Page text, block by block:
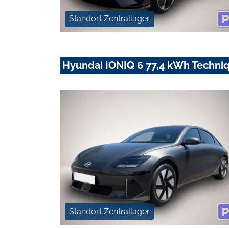
Standort Zentrallager
Hyundai IONIQ 6 77,4 kWh
Standort Zentrallager